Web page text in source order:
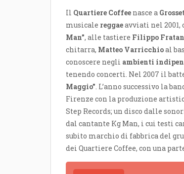
Il Quartiere Coffee nasce a
musicale reggaeavviati nel 2001,
Man”, alle tastiere Filippo
chitarra, Matteo Varricchioal
conoscere negli ambienti
tenendo concerti. Nel 2007 il
Maggio” . L’anno successivo la
Firenze con la produzione
Step Records; un disco dalle
dal cantante Kg Man, i cui testi
subito marchio di fabbrica del
dei Quartiere Coffee, con una